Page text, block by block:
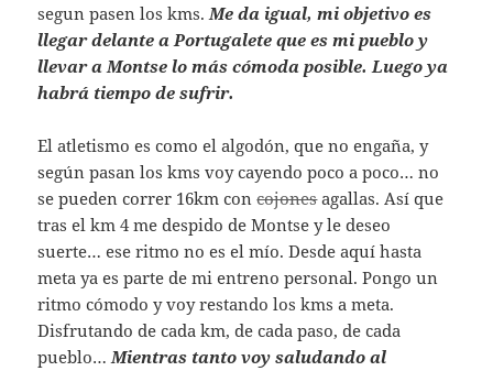
segun pasen los kms.Me da igual, mi objetivo es
llegar delante a Portugalete que es mi pueblo y
llevar a Montse lo más cómoda posible. Luego ya
habrá tiempo de sufrir.
El atletismo es como el algodón, que no engaña, y
según pasan los kms voy cayendo poco a poco… no
se pueden correr 16km concojonesagallas. Así que
tras el km 4 me despido de Montse y le deseo
suerte… ese ritmo no es el mío. Desde aquí hasta
meta ya es parte de mi entreno personal. Pongo un
ritmo cómodo y voy restando los kms a meta.
Disfrutando de cada km, de cada paso, de cada
pueblo…Mientras tanto voy saludando al